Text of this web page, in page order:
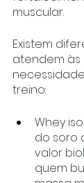
muscular.
Existem
atendem
treino:
Whey
do soro
valor
quem